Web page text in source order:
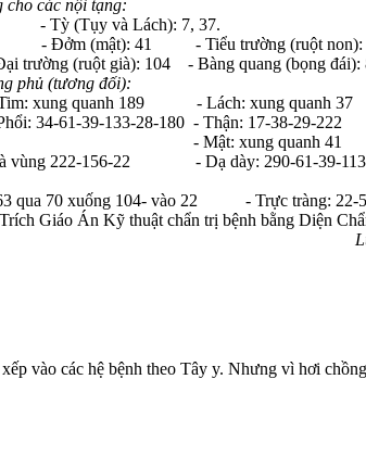
các nội tạng:
Tỳ (Tụy và Lách): 7, 37.
- Đởm (mật): 41 - Tiểu trường (ruột non):
(ruột già): 104 - Bàng quang (bọng đái):
phủ (tương đối):
xung quanh 189 - Lách: xung quanh 37
61-39-133-28-180 - Thận: 17-38-29-222
85-156 - Mật: xung quanh 41
và vùng 222-156-22 - Dạ dày: 290-61-39-
63 qua 70 xuống 104- vào 22 - Trực tràng: 22-
Giáo Án Kỹ thuật chẩn trị bệnh bằng Diện
các hệ bệnh theo Tây y. Nhưng vì hơi chồng